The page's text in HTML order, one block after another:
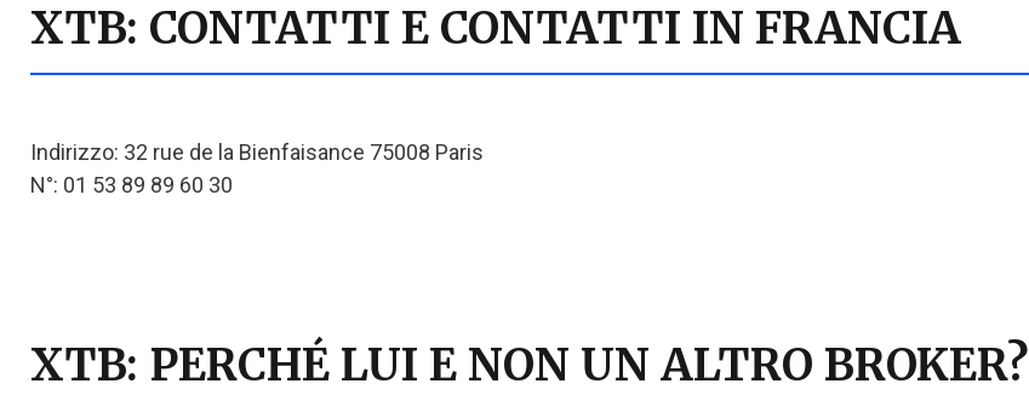
XTB: CONTATTI E CONTATTI IN FRANCIA
Indirizzo: 32 rue de la Bienfaisance 75008 Paris
N°: 01 53 89 89 60 30
XTB: PERCHÉ LUI E NON UN ALTRO BROKER?